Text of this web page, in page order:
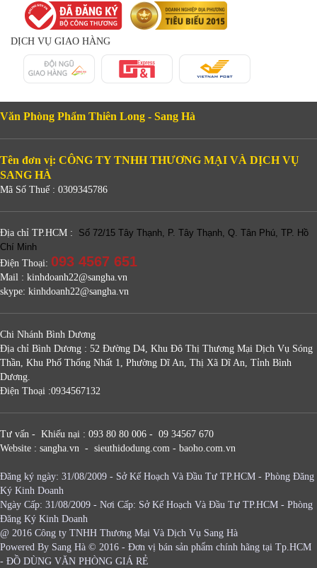
DỊCH VỤ GIAO HÀNG
Văn Phòng Phẩm Thiên Long - Sang Hà
Tên đơn vị: CÔNG TY TNHH THƯƠNG MẠI VÀ DỊCH VỤ
SANG HÀ
Mã Số Thuế : 0309345786
Địa chỉ TP.HCM :
Số 72/15 Tây Thạnh, P. Tây Thạnh, Q. Tân Phú, TP. Hồ
Chí Minh
Điện Thoại: 093 4567 651
Mail : kinhdoanh22@sangha.vn
skype: kinhdoanh22@sangha.vn
Chi Nhánh Bình Dương
Địa chỉ Bình Dương : 52 Đường D4, Khu Đô Thị Thương Mại Dịch Vụ Sóng
Thần, Khu Phố Thống Nhất 1, Phường Dĩ An, Thị Xã Dĩ An, Tỉnh Bình
Dương.
Điện Thoại :0934567132
Tư vấn - Khiếu nại : 093 80 80 006 - 09 34567 670
Website : sangha.vn - sieuthidodung.com - baoho.com.vn
Đăng ký ngày: 31/08/2009 - Sở Kế Hoạch Và Đầu Tư TP.HCM - Phòng Đăng
Ký Kinh Doanh
Ngày Cấp: 31/08/2009 - Nơi Cấp: Sở Kế Hoạch Và Đầu Tư TP.HCM - Phòng
Đăng Ký Kinh Doanh
@ 2016 Công ty TNHH Thương Mại Và Dịch Vụ Sang Hà
Powered By Sang Hà © 2016 - Đơn vị bán sản phẩm chính hãng tại Tp.HCM
- ĐỒ DÙNG VĂN PHÒNG GIÁ RẺ